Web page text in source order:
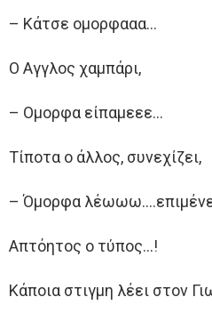
– Κάτσε ομορφααα…
Ο Αγγλος χαμπάρι,
– Ομορφα είπαμεεε…
Τίποτα ο άλλος, συνεχίζει,
– Όμορφα
Απτόητος ο τύπος…!
Κάποια στιγμη λέει στον